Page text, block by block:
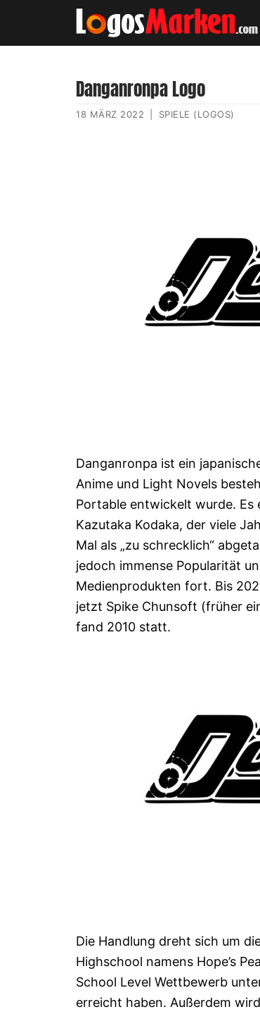
Danganronpa Logo
18 MÄRZ 2022 SPIELE (LOGOS)
Danganronpa ist ein
Anime und Light Novels
Portable entwickelt wurde. Es
Kazutaka Kodaka, der viele
Mal als „zu schrecklich“
jedoch immense Popularität
Medienprodukten fort. Bis
jetzt Spike Chunsoft (früher
fand 2010 statt.
Die Handlung dreht sich um
Highschool namens Hope’s
School Level Wettbewerb
erreicht haben. Außerdem